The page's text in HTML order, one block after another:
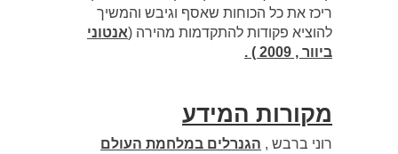
ריכז את כל הכוחות שאסף וגיבש והמשיך
להוציא פקודות להתקדמות מהירה (אנטוני
ביוור , 2009 ) .
מקורות המידע
רוני ברבש , הגנרלים במלחמת העולם